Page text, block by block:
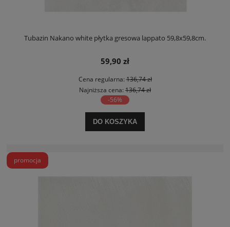
Tubazin Nakano white płytka gresowa lappato 59,8x59,8cm.
59,90 zł
Cena regularna:136,74 zł
Najniższa cena: 136,74 zł
-56%
DO KOSZYKA
promocja